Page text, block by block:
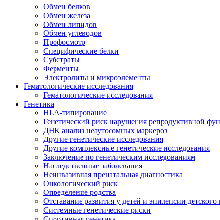
Обмен белков
Обмен железа
Обмен липидов
Обмен углеводов
Профосмотр
Специфические белки
Субстраты
Ферменты
Электролиты и микроэлементы
Гематологические исследования
Гематологические исследования
Генетика
HLA-типирование
Генетический риск нарушения репродуктивной
ДНК анализ неаутосомных маркеров
Другие генетические исследования
Другие комплексные генетические исследования
Заключение по генетическим исследованиям
Наследственные заболевания
Неинвазивная пренатальная диагностика
Онкологический риск
Определение родства
Отставание развития у детей и эпилепсии детского
Системные генетические риски